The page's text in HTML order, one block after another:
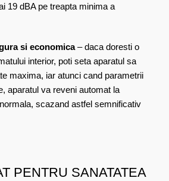
19 dBA pe treapta minima a
si economica– daca doresti o
interior, poti seta aparatul sa
maxima, iar atunci cand parametrii
aparatul va reveni automat la
scazand astfel semnificativ
PENTRU SANATATEA